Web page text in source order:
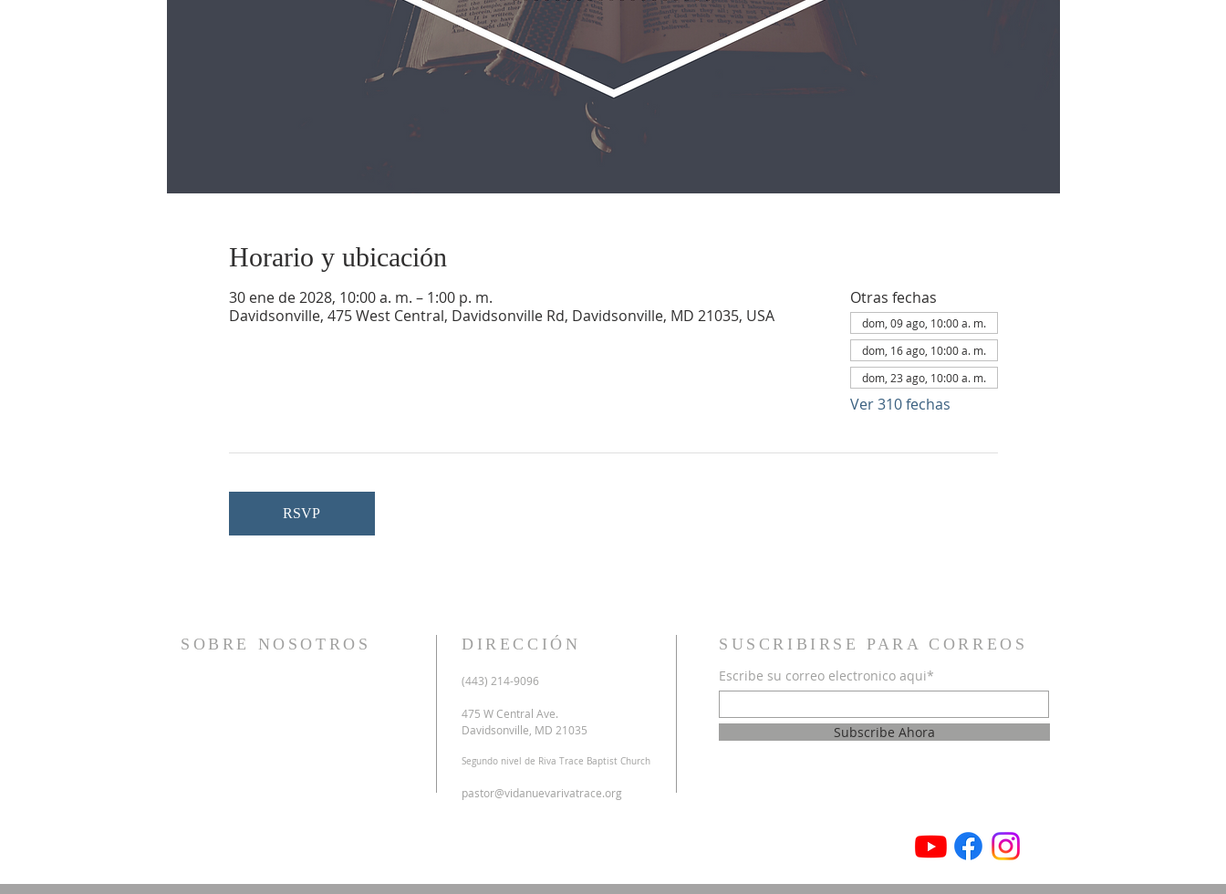
Horario y ubicación
30 ene de 2028, 10:00 a. m. – 1:00 p. m.
Davidsonville, 475 West Central, Davidsonville Rd, Davidsonville, MD 21035, USA
Otras fechas
dom, 09 ago, 10:00 a. m.
dom, 16 ago, 10:00 a. m.
dom, 23 ago, 10:00 a. m.
Ver 310 fechas
RSVP
SOBRE NOSOTROS DIRECCIÓN
(443) 214-9096
475 W Central Ave.
Davidsonville, MD 21035
Segundo nivel de Riva Trace Baptist Church
pastor@vidanuevarivatrace.org
SUSCRIBIRSE PARA CORREOS
Escribe su correo electronico aqui*
Subscribe Ahora